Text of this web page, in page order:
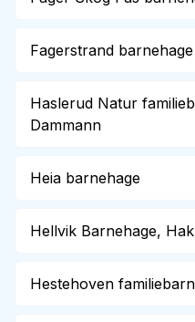
Fagerstrand barnehage
Haslerud Natur
Dammann
Heia barnehage
Hellvik Barnehage,
Hestehoven